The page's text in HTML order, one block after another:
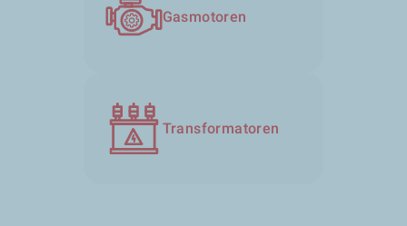
Gasmotoren
Transformatoren